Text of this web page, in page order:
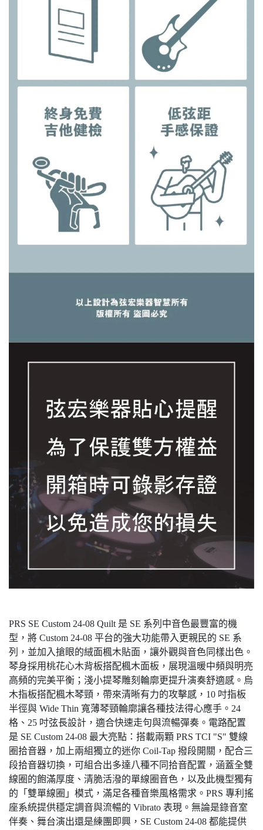
PRS SE Custom 24-08 Quilt 是 SE 系列中音色最豐富的機
型，將 Custom 24-08 平台的強大功能帶入更親民的 SE 系
列，並加入搶眼的絨面楓木貼面，讓外觀與音色同樣出色。
琴身採用桃花心木背板搭配楓木面板，展現溫暖中頻與明亮
高頻的完美平衡；淺小提琴雕刻輪廓更提升演奏舒適感。烏
木指板搭配楓木琴頸，帶來清晰有力的攻擊感，10 吋指板
半徑與 Wide Thin 寬薄琴頸輪廓讓各種技法得心應手。24
格、25 吋弦長設計，適合快速走句與流暢彈奏。電路配置
是 SE Custom 24-08 最大亮點：搭載兩顆 PRS TCI "S" 雙線
圈拾音器，加上兩組獨立的迷你 Coil-Tap 撥段開關，配合三
段拾音器切換，可組合出多達八種不同拾音配置，涵蓋全雙
線圈的飽滿厚度、清脆活潑的單線圈音色，以及此機型獨有
的「雙單線圈」模式，滿足各種音樂風格需求。PRS 專利搖
座系統提供穩定調音與流暢的 Vibrato 表現。無論是錄音室
伴奏、舞台演出還是練團即興，SE Custom 24-08 都能提供